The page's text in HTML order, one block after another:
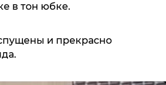
в тон юбке.
и прекрасно